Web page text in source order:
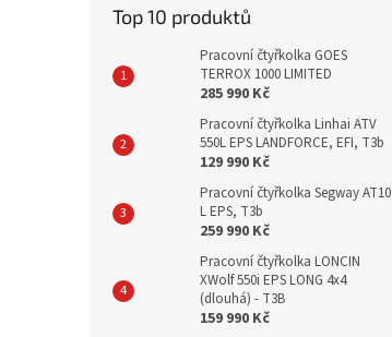
Top 10 produktů
Pracovní čtyřkolka GOES
TERROX 1000 LIMITED
285 990 Kč
Pracovní čtyřkolka Linhai ATV
550L EPS LANDFORCE, EFI, T3b
129 990 Kč
Pracovní čtyřkolka Segway AT10
L EPS, T3b
259 990 Kč
Pracovní čtyřkolka LONCIN
XWolf 550i EPS LONG 4x4
(dlouhá) - T3B
159 990 Kč